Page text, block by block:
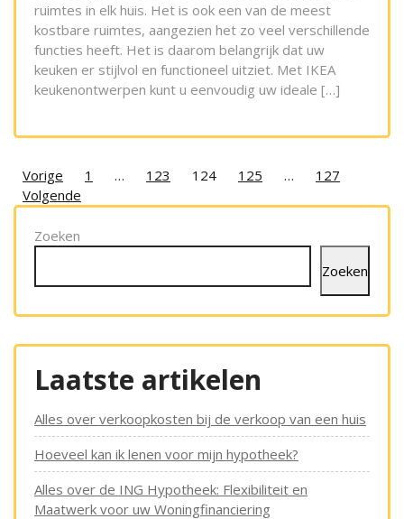
ruimtes in elk huis. Het is ook een van de meest
kostbare ruimtes, aangezien het zo veel verschillende
functies heeft. Het is daarom belangrijk dat uw
keuken er stijlvol en functioneel uitziet. Met IKEA
keukenontwerpen kunt u eenvoudig uw ideale […]
Posts
pagination
Vorige 1 … 123 124 125 …
127
Volgende
Zoeken
Zoeken
Laatste artikelen
Alles over verkoopkosten bij de verkoop van een huis
Hoeveel kan ik lenen voor mijn hypotheek?
Alles over de ING Hypotheek: Flexibiliteit en
Maatwerk voor uw Woningfinanciering